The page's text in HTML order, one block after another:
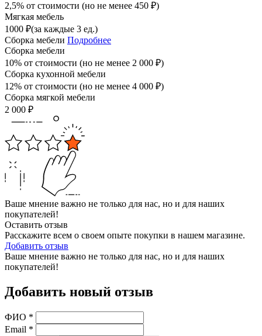
2,5% от стоимости (но не менее 450 ₽)
Мягкая мебель
1000 ₽(за каждые 3 ед.)
Сборка мебели Подробнее
Сборка мебели
10% от стоимости (но не менее 2 000 ₽)
Сборка кухонной мебели
12% от стоимости (но не менее 4 000 ₽)
Сборка мягкой мебели
2 000 ₽
Ваше мнение важно не только для нас, но и для наших
покупателей!
Оставить отзыв
Расскажите всем о своем опыте покупки в нашем магазине.
Добавить отзыв
Ваше мнение важно не только для нас, но и для наших
покупателей!
Добавить новый отзыв
ФИО *
Email *